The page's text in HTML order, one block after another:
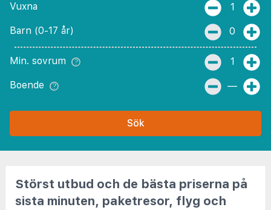
Vuxna 1
Barn (0-17 år) 0
Min. sovrum 1
Boende —
Sök
Störst utbud och de bästa priserna på
sista minuten, paketresor, flyg och